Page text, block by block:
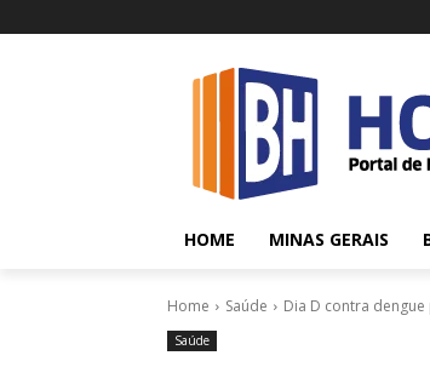
HOME MINAS GERAIS
Home Saúde Dia D contra
Saúde